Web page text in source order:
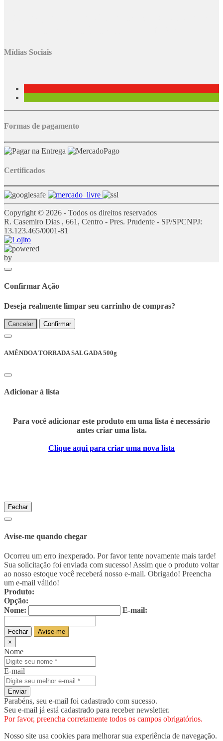
Mídias Sociais
Formas de pagamento
Certificados
Copyright © 2026 - Todos os direitos reservados
R. Casemiro Dias , 661, Centro - Pres. Prudente - SP/SPCNPJ:
13.123.465/0001-81
Confirmar Ação
Deseja realmente limpar seu carrinho de compras?
Cancelar Confirmar
AMÊNDOA TORRADA SALGADA 500g
Adicionar à lista
Para você adicionar este produto em uma lista é necessário
antes criar uma lista.
Clique aqui para criar uma nova lista
Fechar
Avise-me quando chegar
Ocorreu um erro inexperado. Por favor tente novamente mais tarde!
Sua solicitação foi enviada com sucesso! Assim que o produto voltar
ao nosso estoque você receberá nosso e-mail. Obrigado! Preencha
um e-mail válido!
Produto:
Opção:
Nome:
E-mail:
Fechar
Avise-me
×
Nome
E-mail
Enviar
Parabéns, seu e-mail foi cadastrado com sucesso.
Seu e-mail já está cadastrado para receber newsletter.
Por favor, preencha corretamente todos os campos obrigatórios.
Nosso site usa cookies para melhorar sua experiência de navegação.